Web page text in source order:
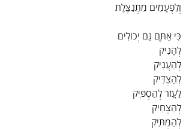
וְלִפְעָמִים מִתְנַצֶּלֶת
כִּי אַתֶּם גַּם יְכוֹלִים
לְהָנִיק
לְהַעֲנִיק
לְהַצְדִּיק
לַעֲזֹר לְהַסְפִּיק
לְהַצְחִיק
לְהַמְתִּיק